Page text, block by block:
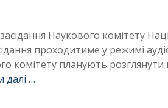
Наукового комітету
проходитиме у режимі
комітету планують
далі …